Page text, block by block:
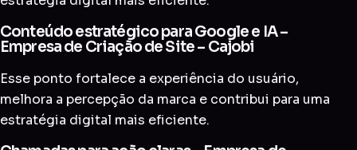
Conteúdo estratégico para Google e IA –
Empresa de Criação de Site – Cajobi
Esse ponto fortalece a experiência do usuário,
melhora a percepção da marca e contribui para uma
estratégia digital mais eficiente.